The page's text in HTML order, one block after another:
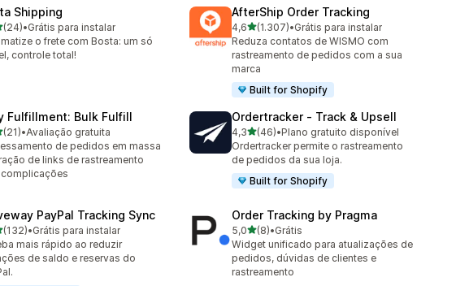
Shipping
5 estrelas
(24) ao todo
•Grátis para instalar
o frete com Bosta: um só
controle total!
AfterShip Order Tracking
4,6de 5 estrelas
(1.307)
1307 avaliações ao todo
•Grátis para instalar
Reduza contatos de WISMO com
rastreamento de pedidos com a sua
marca
Built for Shopify
Fulfillment: Bulk Fulfill
5 estrelas
(21) ao todo
•Avaliação gratuita
de pedidos em massa
de links de rastreamento
Ordertracker ‑ Track & Upsell
4,3de 5 estrelas
(46)
46 avaliações ao todo
•Plano gratuito disponível
Ordertracker permite o rastreamento
de pedidos da sua loja.
Built for Shopify
PayPal Tracking Sync
5 estrelas
(132) ao todo
•Grátis para instalar
mais rápido ao reduzir
de saldo e reservas do
Order Tracking by Pragma
5,0de 5 estrelas
(8)
8 avaliações ao todo
•Grátis
Widget unificado para atualizações de
pedidos, dúvidas de clientes e
rastreamento